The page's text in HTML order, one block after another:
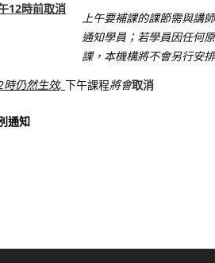
12時前取消
上午要補課的課節需與講
通知學員；若學員因任何
課，本機構將不會另行安
時仍然生效, 下午課程將會取消
通知